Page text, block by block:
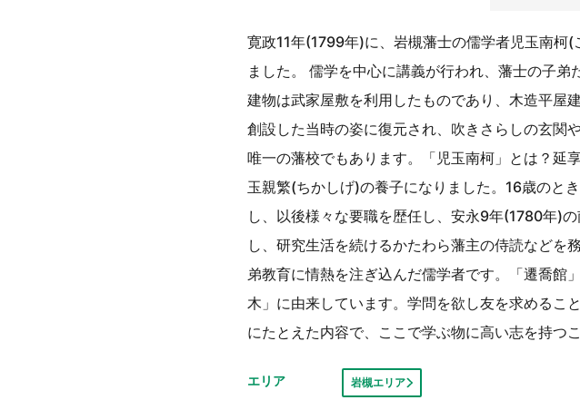
寛政11年(1799年)に、岩槻藩士の儒学者児玉南柯
ました。 儒学を中心に講義が行われ、藩士の子弟
建物は武家屋敷を利用したものであり、木造平屋
創設した当時の姿に復元され、吹きさらしの玄関
唯一の藩校でもあります。「児玉南柯」とは？延
玉親繁(ちかしげ)の養子になりました。16歳のと
し、以後様々な要職を歴任し、安永9年(1780年)
し、研究生活を続けるかたわら藩主の侍読などを
弟教育に情熱を注ぎ込んだ儒学者です。「遷喬
木」に由来しています。学問を欲し友を求めるこ
にたとえた内容で、ここで学ぶ物に高い志を持つ
エリア 岩槻エリア